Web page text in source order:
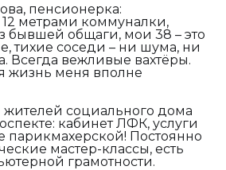
пенсионерка:
метрами коммуналки,
бывшей общаги, мои 38 – это
тихие соседи – ни шума, ни
Всегда вежливые вахтёры.
жизнь меня вполне
социального дома
кабинет ЛФК, услуги
парикмахерской! Постоянно
мастер-классы, есть
грамотности.